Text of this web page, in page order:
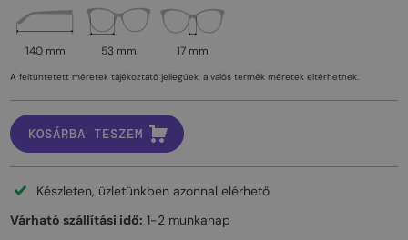
140 mm 53 mm 17 mm
A feltüntetett méretek tájékoztató jellegűek, a valós termék méretek eltérhetnek.
KOSÁRBA TESZEM
Készleten, üzletünkben azonnal elérhető
Várható szállítási idő: 1-2 munkanap